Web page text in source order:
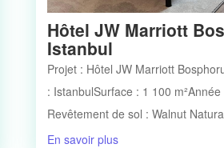
Hôtel JW Marriott
Istanbul
Projet : Hôtel JW Marriott
: IstanbulSurface : 1 100
Revêtement de sol : Walnut
En savoir plus